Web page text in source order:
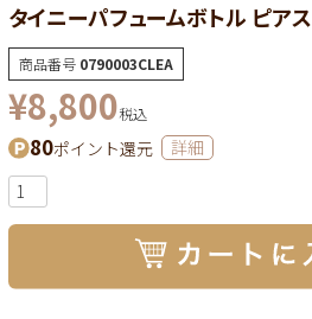
タイニーパフュームボトル ピアス
商品番号 0790003CLEA
¥8,800税込
80ポイント還元 詳細